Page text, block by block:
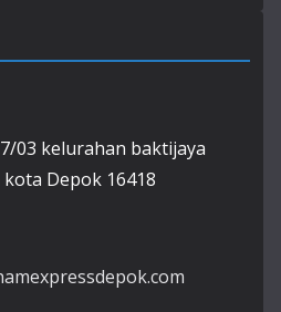
03 kelurahan baktijaya
Depok 16418